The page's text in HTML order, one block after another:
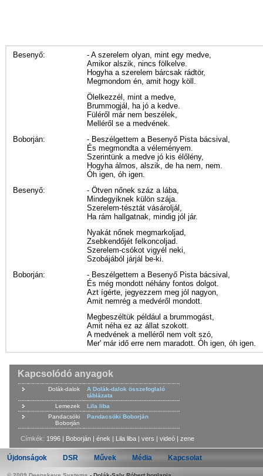
Besenyő:
- A szerelem olyan, mint egy medve,
Amikor alszik, nincs fölkelve.
Hogyha a szerelem bárcsak rádtör,
Megmondom én, amit hogy köll.
Ölelkezzél, mint a medve,
Brummogjál, ha jó a kedve.
Füléről már nem beszélek,
Melléről se a medvének.
Boborján:
- Beszélgettem a Besenyő Pista bácsival,
És megmondta a véleményem.
Szerintünk a medve jó kis élőlény,
Hogyha álmos, alszik, de ha nem, nem.
Óh igen, óh igen.
Besenyő:
- Ötven nőnek száz a lába,
Mindegyiknek külön szája.
Szerelem-tésztát vásároljál,
Ha rám hallgatnak, mindig jól jár.
Nyakát nőnek megmarkoljad,
Zsebkendőjét felkoncoljad.
Szerelem-csókot vigyél neki,
Szobájából járjál be-ki.
Boborján:
- Beszélgettem a Besenyő Pista bácsival,
És még mondott néhány fontos dolgot.
Azt ígérte, jegyezzem meg jól nagyon,
Amit nemrég a medvéről mondott.
Megbeszéltük például a brummogást,
Amit néha ez az állat szokott.
A medvének a melléről nem volt szó,
Mer' már idő erre nem maradott. Óh igen, óh igen.
Kapcsolódó anyagok
Dolák-dalok
A Dolák-dalok összefoglaló
táblázata
Lemezek
Lila liba
Pandacsöki
Boborján
Pandacsöki Boborján
Címkék: 1996 | Boborján |ének | Lila liba |vers |videó |zene
Újdonságok DSR Művek Média Kapcsolat